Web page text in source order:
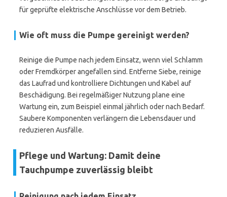
für geprüfte elektrische Anschlüsse vor dem Betrieb.
Wie oft muss die Pumpe gereinigt werden?
Reinige die Pumpe nach jedem Einsatz, wenn viel Schlamm
oder Fremdkörper angefallen sind. Entferne Siebe, reinige
das Laufrad und kontrolliere Dichtungen und Kabel auf
Beschädigung. Bei regelmäßiger Nutzung plane eine
Wartung ein, zum Beispiel einmal jährlich oder nach Bedarf.
Saubere Komponenten verlängern die Lebensdauer und
reduzieren Ausfälle.
Pflege und Wartung: Damit deine
Tauchpumpe zuverlässig bleibt